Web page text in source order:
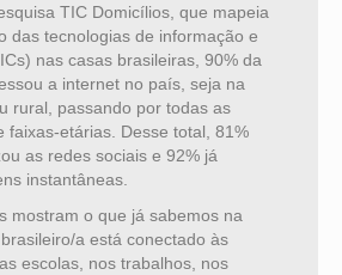
TIC Domicílios, que mapeia
das tecnologias de informação e
nas casas brasileiras, 90% da
a internet no país, seja na
rural, passando por todas as
faixas-etárias. Desse total, 81%
as redes sociais e 92% já
instantâneas.
mostram o que já sabemos na
a está conectado às
escolas, nos trabalhos, nos